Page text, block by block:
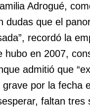
Adrogué,
dudas que el
recordó la
hubo en 2007,
admitió que
grave por la fecha
faltan tres